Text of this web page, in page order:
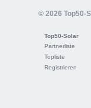
© 2026 Top50-
Top50-Solar
Partnerliste
Topliste
Registrieren